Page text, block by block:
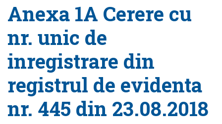
Anexa 1A Cerere cu
nr. unic de
inregistrare din
registrul de evidenta
nr. 445 din 23.08.2018